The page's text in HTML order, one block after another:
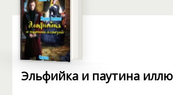
Эльфийка и паутина